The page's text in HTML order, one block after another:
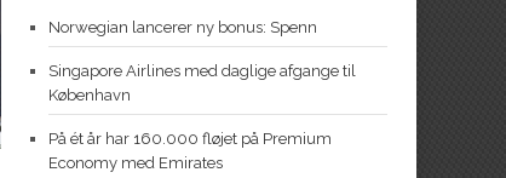
Norwegian lancerer ny bonus: Spenn
Singapore Airlines med daglige afgange til
København
På ét år har 160.000 fløjet på Premium
Economy med Emirates